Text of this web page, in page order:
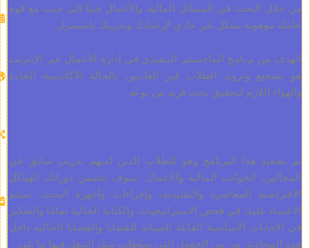
البحث في المسائل المالية والأعمال جنبًا إلى جنب مع قوة
بشكل غير عادي لإرشادك وتدريبك باستمرار.
برنامج الماجستير التنفيذي في إدارة الأعمال عبر الإنترنت
وتزويد الطلاب غير العاديين بالحالة الأكاديمية الجادة
اللازم لتحقيق بحث فريد من نوعه.
هذا البرنامج وهو للطلاب الذين لديهم تدريب سابق في
الجوانب المالية والأعمال. سوف تتضمن دوراتك الهياكل
المعاصرة والتقليدية، وإجراءات وأجهزة البحث. سيتم
عليك في فحص الاستراتيجيات والكتابة الحالية تمامًا والتفكير
الأساسية القابلة للصيانة للقضايا والقضايا الحالية داخل
من بين الحقول التي سيُطلب منك التنقل فيها ما يلي:
المقدرة:
لغة
الدراسة:
الانجليزية
الدراسة:
تاريخ
البدء:
الأسبوع
القادم
تحويل